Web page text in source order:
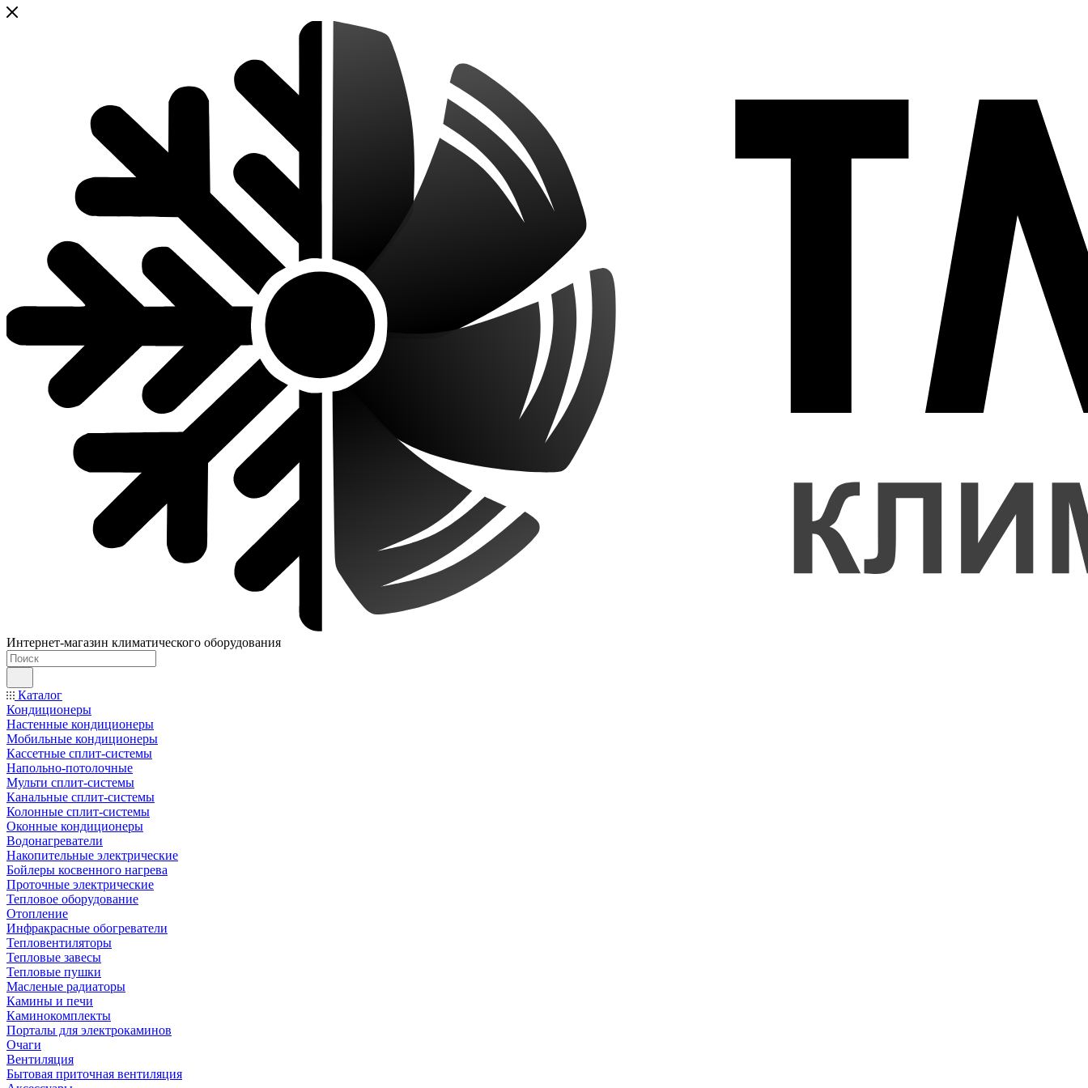
Интернет-магазин климатического оборудования
Каталог
Кондиционеры
Настенные кондиционеры
Мобильные кондиционеры
Кассетные сплит-системы
Напольно-потолочные
Мульти сплит-системы
Канальные сплит-системы
Колонные сплит-системы
Оконные кондиционеры
Водонагреватели
Накопительные электрические
Бойлеры косвенного нагрева
Проточные электрические
Тепловое оборудование
Отопление
Инфракрасные обогреватели
Тепловентиляторы
Тепловые завесы
Тепловые пушки
Масленые радиаторы
Камины и печи
Каминокомплекты
Порталы для электрокаминов
Очаги
Вентиляция
Бытовая приточная вентиляция